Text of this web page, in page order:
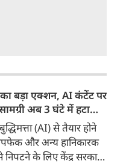
बड़ा एक्शन, AI कंटेंट पर
अब 3 घंटे में हटानी
पछताएंगे(AI) से तैयार होने
और अन्य हानिकारक
के लिए केंद्र सरकार